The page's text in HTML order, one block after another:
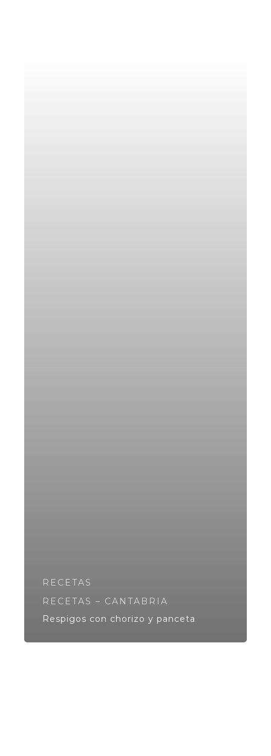
RECETAS
RECETAS – CANTABRIA
Respigos con chorizo y panceta